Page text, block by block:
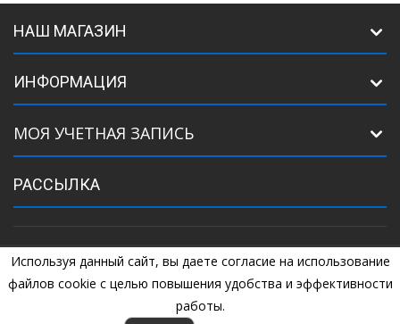
Используя данный сайт, вы даете согласие на использование
файлов cookie с целью повышения удобства и эффективности
работы.
НАШ МАГАЗИН
ИНФОРМАЦИЯ
МОЯ УЧЕТНАЯ ЗАПИСЬ
РАССЫЛКА
©2005Комплектующие для ворот. +7 (925) 507-07-34, +7 (925) 507-
04-44